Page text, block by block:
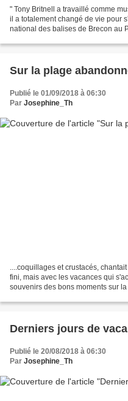
" Tony Britnell a travaillé comme
il a totalement changé de vie pour
national des balises de Brecon au
Sur la plage
Publié le 01/09/2018 à 06:30
Par Josephine_Th
....coquillages et crustacés,
fini, mais avec les vacances qui
souvenirs des bons moments sur
Derniers jours de
Publié le 20/08/2018 à 06:30
Par Josephine_Th